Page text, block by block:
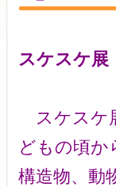
スケスケ
スケスケ
どもの頃か
構造物、動